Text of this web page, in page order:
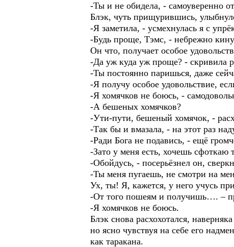
-Ты и не обидела, - самоуверенно
Блэк, чуть прищурившись,
-Я заметила, - усмехнулась я с
-Будь проще, Тэмс, - небрежно
Он что, получает особое
-Да уж куда уж проще? - скривила
-Ты постоянно паришься, даже
-Я получу особое удовольствие,
-Я хомячков не боюсь, -
-А бешеных хомячков?
-Ути-пути, бешеный хомячок, -
-Так бы и вмазала, - на этот раз
-Ради Бога не подавись, - ещё
-Зато у меня есть, хочешь сфоткаю
-Обойдусь, - посерьёзнел он,
-Ты меня пугаешь, не смотри на
Ух, ты! Я, кажется, у него учусь
-От того пошеям и получишь…. –
-Я хомячков не боюсь.
Блэк снова расхохотался,
но ясно чувствуя на себе его
как таракана.